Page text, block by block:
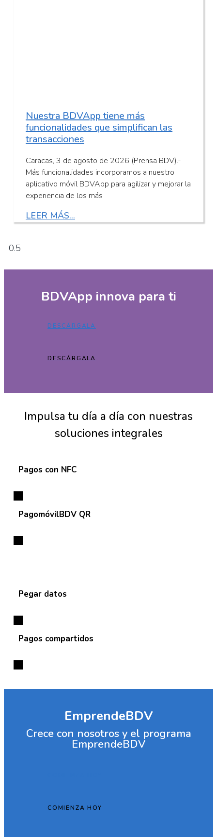
Nuestra BDVApp tiene más
funcionalidades que simplifican las
transacciones
Caracas, 3 de agosto de 2026 (Prensa BDV).-
Más funcionalidades incorporamos a nuestro
aplicativo móvil BDVApp para agilizar y mejorar la
experiencia de los más
LEER MÁS...
BDVApp innova para ti
DESCÁRGALA
DESCÁRGALA
Impulsa tu día a día con nuestras
soluciones integrales
Pagos con NFC
PagomóvilBDV QR
Pegar datos
Pagos compartidos
EmprendeBDV
Crece con nosotros y el programa
EmprendeBDV
COMIENZA HOY